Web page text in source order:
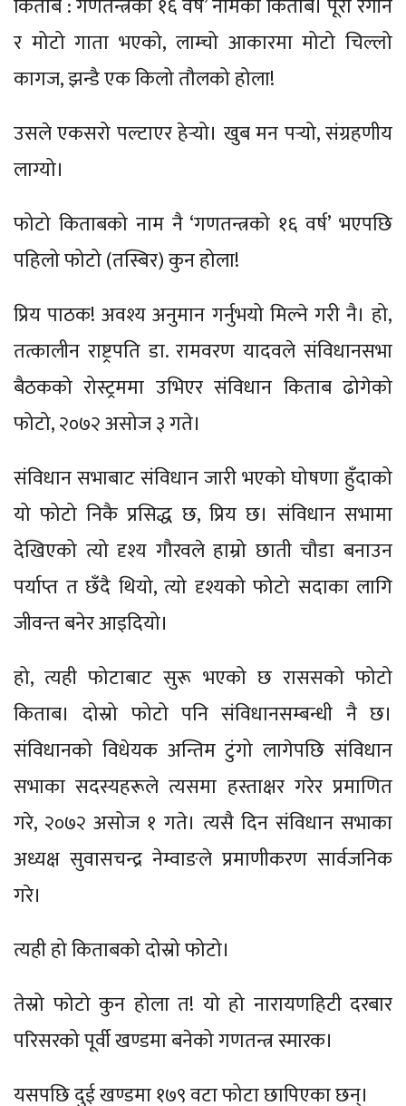
र मोटो गाता भएको, लाम्चो आकारमा मोटो चिल्लो
कागज, झन्डै एक किलो तौलको होला!
उसले एकसरो पल्टाएर हेर्‍यो। खुब मन पर्‍यो, संग्रहणीय
लाग्यो।
फोटो किताबको नाम नै ‘गणतन्त्रको १६ वर्ष’ भएपछि
पहिलो फोटो (तस्बिर) कुन होला!
प्रिय पाठक! अवश्य अनुमान गर्नुभयो मिल्ने गरी नै। हो,
तत्कालीन राष्ट्रपति डा. रामवरण यादवले संविधानसभा
बैठकको रोस्ट्रममा उभिएर संविधान किताब ढोगेको
फोटो, २०७२ असोज ३ गते।
संविधान सभाबाट संविधान जारी भएको घोषणा हुँदाको
यो फोटो निकै प्रसिद्ध छ, प्रिय छ। संविधान सभामा
देखिएको त्यो दृश्य गौरवले हाम्रो छाती चौडा बनाउन
पर्याप्त त छँदै थियो, त्यो दृश्यको फोटो सदाका लागि
जीवन्त बनेर आइदियो।
हो, त्यही फोटाबाट सुरू भएको छ राससको फोटो
किताब। दोस्रो फोटो पनि संविधानसम्बन्धी नै छ।
संविधानको विधेयक अन्तिम टुंगो लागेपछि संविधान
सभाका सदस्यहरूले त्यसमा हस्ताक्षर गरेर प्रमाणित
गरे, २०७२ असोज १ गते। त्यसै दिन संविधान सभाका
अध्यक्ष सुवासचन्द्र नेम्वाङले प्रमाणीकरण सार्वजनिक
गरे।
त्यही हो किताबको दोस्रो फोटो।
तेस्रो फोटो कुन होला त! यो हो नारायणहिटी दरबार
परिसरको पूर्वी खण्डमा बनेको गणतन्त्र स्मारक।
यसपछि दुई खण्डमा १७९ वटा फोटा छापिएका छन्।